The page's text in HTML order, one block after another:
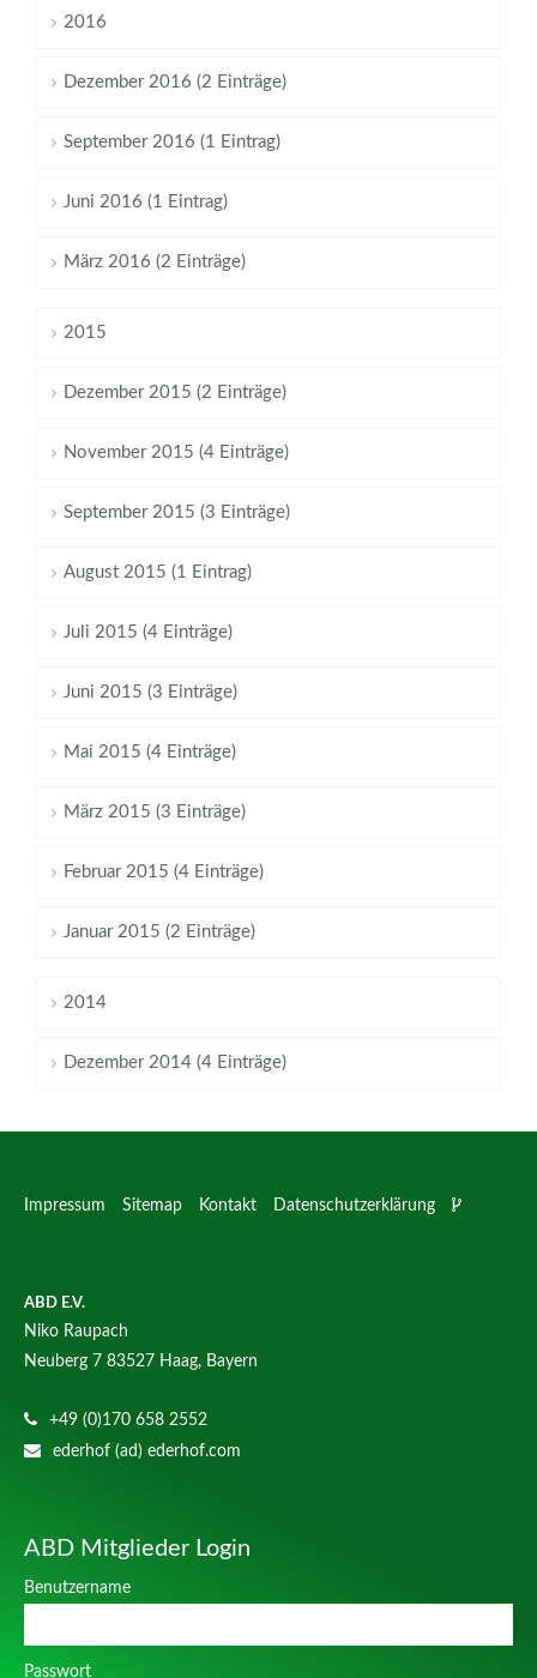
2016
Dezember 2016 (2 Einträge)
September 2016 (1 Eintrag)
Juni 2016 (1 Eintrag)
März 2016 (2 Einträge)
2015
Dezember 2015 (2 Einträge)
November 2015 (4 Einträge)
September 2015 (3 Einträge)
August 2015 (1 Eintrag)
Juli 2015 (4 Einträge)
Juni 2015 (3 Einträge)
Mai 2015 (4 Einträge)
März 2015 (3 Einträge)
Februar 2015 (4 Einträge)
Januar 2015 (2 Einträge)
2014
Dezember 2014 (4 Einträge)
Impressum Sitemap Kontakt Datenschutzerklärung
ABD E.V.
Niko Raupach
Neuberg 7 83527 Haag, Bayern
+49 (0)170 658 2552
ederhof (ad) ederhof.com
ABD Mitglieder Login
Benutzername
Passwort